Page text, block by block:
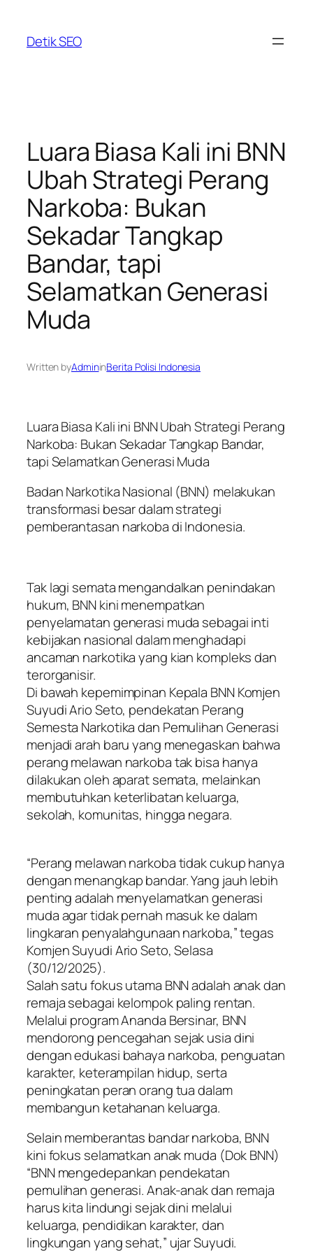
content
Detik SEO
Luara Biasa Kali ini BNN
Ubah Strategi Perang
Narkoba: Bukan
Sekadar Tangkap
Bandar, tapi
Selamatkan Generasi
Muda
Written byAdmininBerita Polisi Indonesia
Luara Biasa Kali ini BNN Ubah Strategi Perang
Narkoba: Bukan Sekadar Tangkap Bandar,
tapi Selamatkan Generasi Muda
Badan Narkotika Nasional (BNN) melakukan
transformasi besar dalam strategi
pemberantasan narkoba di Indonesia.
Tak lagi semata mengandalkan penindakan
hukum, BNN kini menempatkan
penyelamatan generasi muda sebagai inti
kebijakan nasional dalam menghadapi
ancaman narkotika yang kian kompleks dan
terorganisir.
Di bawah kepemimpinan Kepala BNN Komjen
Suyudi Ario Seto, pendekatan Perang
Semesta Narkotika dan Pemulihan Generasi
menjadi arah baru yang menegaskan bahwa
perang melawan narkoba tak bisa hanya
dilakukan oleh aparat semata, melainkan
membutuhkan keterlibatan keluarga,
sekolah, komunitas, hingga negara.
“Perang melawan narkoba tidak cukup hanya
dengan menangkap bandar. Yang jauh lebih
penting adalah menyelamatkan generasi
muda agar tidak pernah masuk ke dalam
lingkaran penyalahgunaan narkoba,” tegas
Komjen Suyudi Ario Seto, Selasa
(30/12/2025).
Salah satu fokus utama BNN adalah anak dan
remaja sebagai kelompok paling rentan.
Melalui program Ananda Bersinar, BNN
mendorong pencegahan sejak usia dini
dengan edukasi bahaya narkoba, penguatan
karakter, keterampilan hidup, serta
peningkatan peran orang tua dalam
membangun ketahanan keluarga.
Selain memberantas bandar narkoba, BNN
kini fokus selamatkan anak muda (Dok BNN)
“BNN mengedepankan pendekatan
pemulihan generasi. Anak-anak dan remaja
harus kita lindungi sejak dini melalui
keluarga, pendidikan karakter, dan
lingkungan yang sehat,” ujar Suyudi.